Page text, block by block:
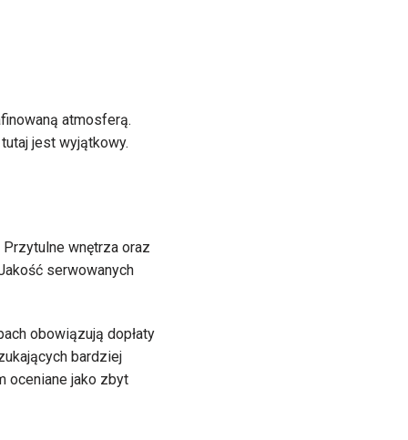
atmosferą.
jest wyjątkowy.
wnętrza oraz
serwowanych
obowiązują dopłaty
bardziej
oceniane jako zbyt